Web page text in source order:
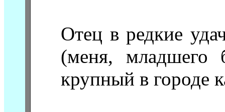
Отец в редкие
(меня, младшего
крупный в городе